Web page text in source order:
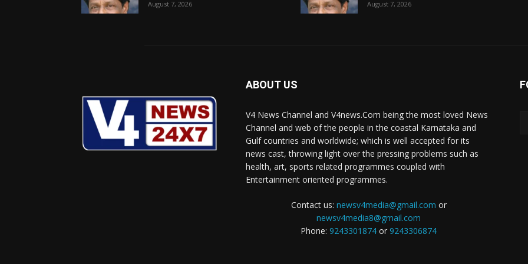
August 7, 2026 August 7, 2026
ABOUT US
V4 News Channel and V4news.Com being the most loved News
Channel and web of the people in the coastal Karnataka and
Gulf countries and worldwide; which is well accepted for its
news cast, throwing light over the pressing problems such as
health, art, sports related programmes coupled with
Entertainment oriented programmes.
Contact us: newsv4media@gmail.com or
newsv4media8@gmail.com
Phone: 9243301874 or 9243306874